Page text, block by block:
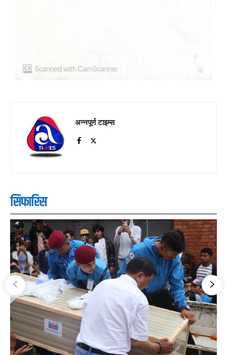
अन्नपूर्ण टाइम्स
सिफारिस